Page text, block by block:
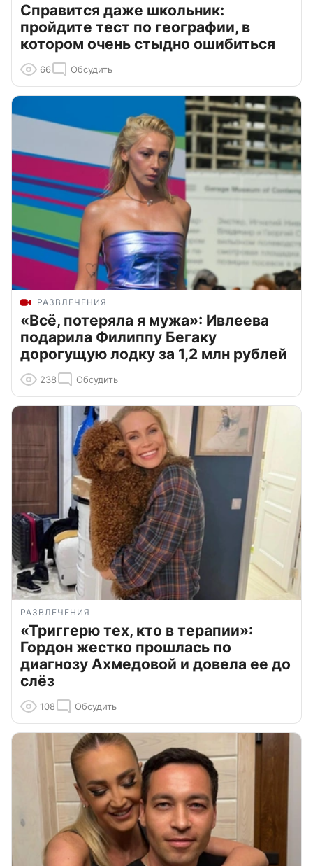
Справится даже школьник:
пройдите тест по географии, в
котором очень стыдно ошибиться
66 Обсудить
РАЗВЛЕЧЕНИЯ
«Всё, потеряла я мужа»: Ивлеева
подарила Филиппу Бегаку
дорогущую лодку за 1,2 млн рублей
238 Обсудить
РАЗВЛЕЧЕНИЯ
«Триггерю тех, кто в терапии»:
Гордон жестко прошлась по
диагнозу Ахмедовой и довела ее до
слёз
108 Обсудить